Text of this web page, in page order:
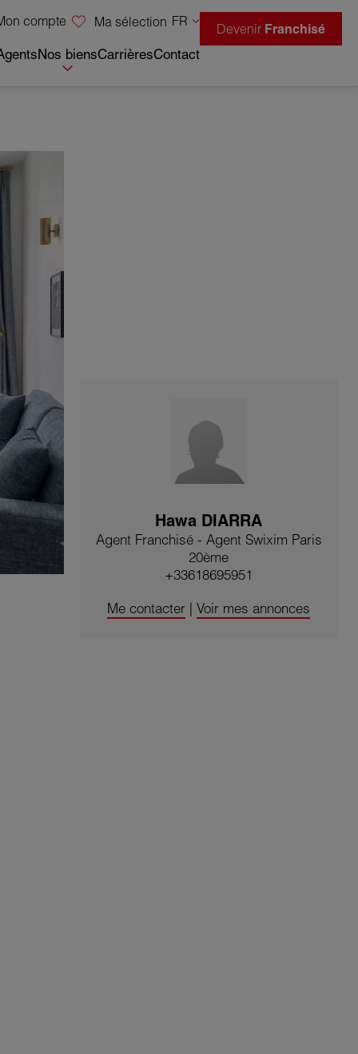
compte Ma sélection FR
Nos biensCarrièresContact
Devenir Franchisé
Hawa DIARRA
Agent Franchisé - Agent Swixim Paris
20ème
+33618695951
Me contacter |Voir mes annonces